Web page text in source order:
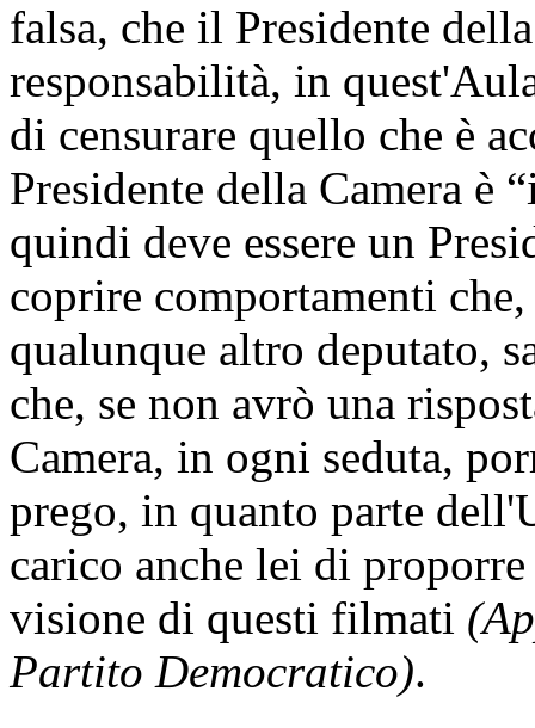
falsa, che il Presidente
responsabilità, in
di censurare quello che è
Presidente della Camera è
quindi deve essere un
coprire comportamenti
qualunque altro deputato,
che, se non avrò una
Camera, in ogni seduta,
prego, in quanto parte
carico anche lei di
visione di questi filmati
Partito Democratico).